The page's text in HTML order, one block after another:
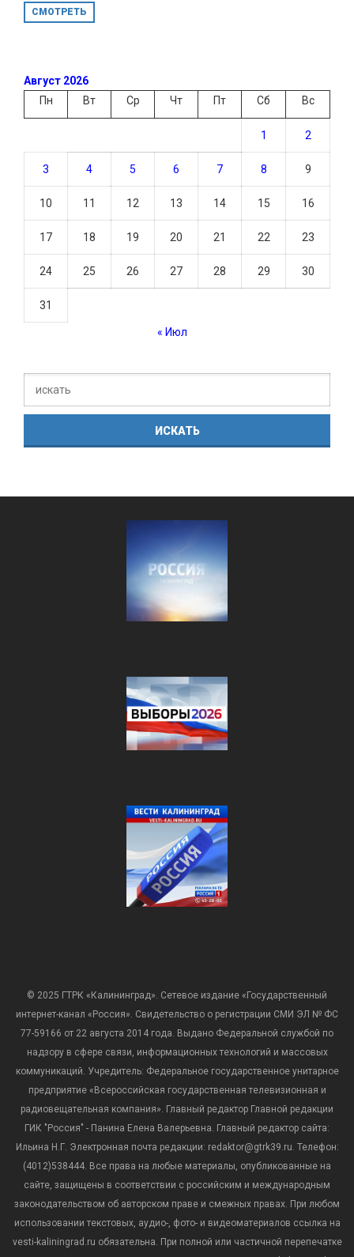
СМОТРЕТЬ
Август 2026
Пн
Вт Ср Чт Пт Сб Вс
1 2
3 4 5 6 7 8 9
10 11 12 13 14 15 16
17 18 19 20 21 22 23
24 25 26 27 28 29 30
31
« Июл
© 2025 ГТРК «Калининград». Сетевое издание «Государственный
интернет-канал «Россия». Свидетельство о регистрации СМИ ЭЛ № ФС
77-59166 от 22 августа 2014 года. Выдано Федеральной службой по
надзору в сфере связи, информационных технологий и массовых
коммуникаций. Учредитель: Федеральное государственное унитарное
предприятие «Всероссийская государственная телевизионная и
радиовещательная компания». Главный редактор Главной редакции
ГИК "Россия" - Панина Елена Валерьевна. Главный редактор сайта:
Ильина Н.Г. Электронная почта редакции: redaktor@gtrk39.ru. Телефон:
(4012)538444. Все права на любые материалы, опубликованные на
сайте, защищены в соответствии с российским и международным
законодательством об авторском праве и смежных правах. При любом
использовании текстовых, аудио-, фото- и видеоматериалов ссылка на
vesti-kaliningrad.ru обязательна. При полной или частичной перепечатке